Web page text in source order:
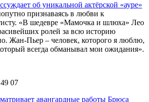
об уникальной актёрской «ауре»
признаваясь в любви к
«В шедевре «Мамочка и шлюха» Лео
ролей за всю историю
Жан-Пьер – человек, которого я люблю,
всегда обманывал мои ожидания».
авангардные работы Брюса